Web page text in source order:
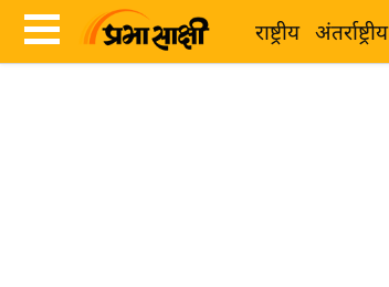
राष्ट्रीय अंतर्राष्ट्रीय